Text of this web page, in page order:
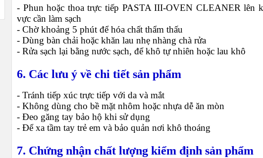
- Phun hoặc thoa trực tiếp PASTA III-OVEN CLEANER lên
vực cần làm sạch
- Chờ khoảng 5 phút để hóa chất thẩm thấu
- Dùng bàn chải hoặc khăn lau nhẹ nhàng chà rửa
- Rửa sạch lại bằng nước sạch, để khô tự nhiên hoặc lau khô
6. Các lưu ý về chi tiết sản phẩm
- Tránh tiếp xúc trực tiếp với da và mắt
- Không dùng cho bề mặt nhôm hoặc nhựa dễ ăn mòn
- Đeo găng tay bảo hộ khi sử dụng
- Để xa tầm tay trẻ em và bảo quản nơi khô thoáng
7. Chứng nhận chất lượng kiểm định sản phẩm